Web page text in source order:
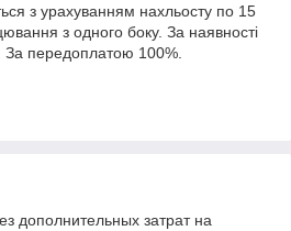
з урахуванням нахльосту по 15
з одного боку. За наявності
За передоплатою 100%.
дополнительных затрат на